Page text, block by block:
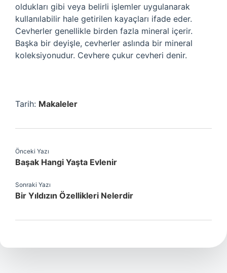
oldukları gibi veya belirli işlemler uygulanarak
kullanılabilir hale getirilen kayaçları ifade eder.
Cevherler genellikle birden fazla mineral içerir.
Başka bir deyişle, cevherler aslında bir mineral
koleksiyonudur. Cevhere çukur cevheri denir.
Tarih: Makaleler
Önceki Yazı
Başak Hangi Yaşta Evlenir
Sonraki Yazı
Bir Yıldızın Özellikleri Nelerdir